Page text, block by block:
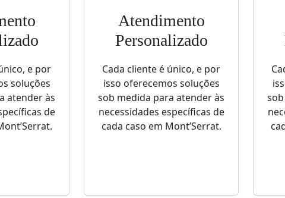
e por
soluções
atender às
de
Atendimento
Personalizado
Cada cliente é único, e por
isso oferecemos soluções
sob medida para atender às
necessidades específicas de
cada caso em Mont’Serrat.